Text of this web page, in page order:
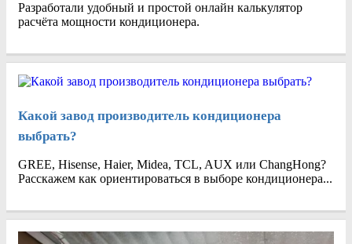
Разработали удобный и простой онлайн калькулятор
расчёта мощности кондиционера.
Какой завод производитель кондиционера
выбрать?
GREE, Hisense, Haier, Midea, TCL, AUX или ChangHong?
Расскажем как ориентироваться в выборе кондиционера...